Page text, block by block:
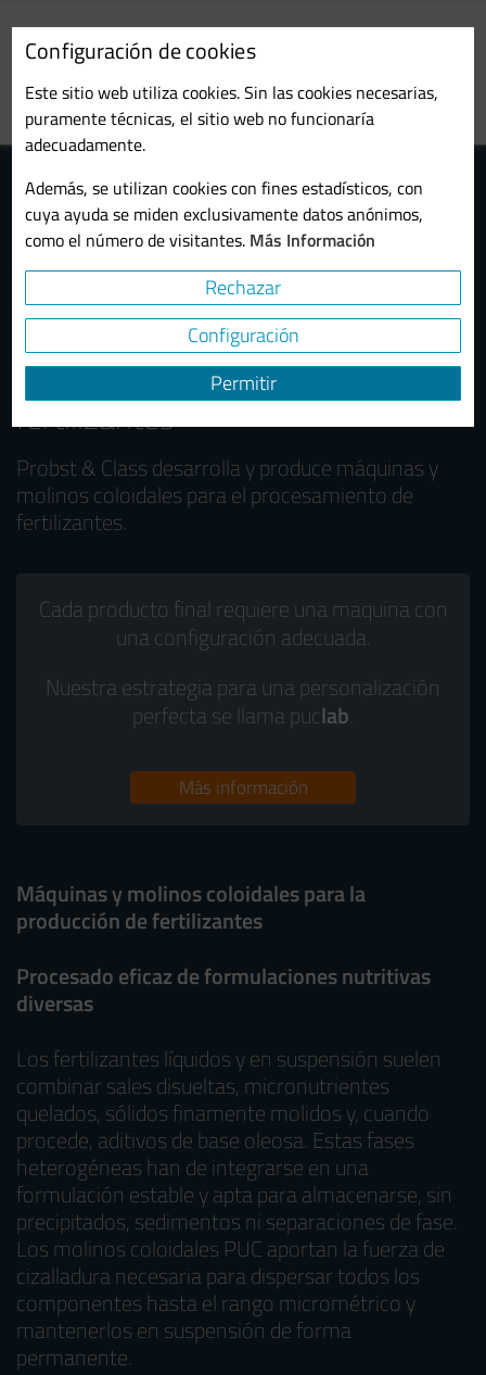
al
contenido
principal
Configuración de cookies
Este sitio web utiliza cookies. Sin las cookies necesarias,
puramente técnicas, el sitio web no funcionaría
adecuadamente.
Además, se utilizan cookies con fines estadísticos, con
cuya ayuda se miden exclusivamente datos anónimos,
como el número de visitantes. Más Información
Rechazar
Configuración
Permitir
Máquinas y molinos coloidales
para el procesamiento de
fertilizantes
Probst & Class desarrolla y produce máquinas y
molinos coloidales para el procesamiento de
fertilizantes.
Cada producto final requiere una maquina con
una configuración adecuada.
Nuestra estrategia para una personalización
perfecta se llama puclab.
Más información
Máquinas y molinos coloidales para la
producción de fertilizantes
Procesado eficaz de formulaciones nutritivas
diversas
Los fertilizantes líquidos y en suspensión suelen
combinar sales disueltas, micronutrientes
quelados, sólidos finamente molidos y, cuando
procede, aditivos de base oleosa. Estas fases
heterogéneas han de integrarse en una
formulación estable y apta para almacenarse, sin
precipitados, sedimentos ni separaciones de fase.
Los molinos coloidales PUC aportan la fuerza de
cizalladura necesaria para dispersar todos los
componentes hasta el rango micrométrico y
mantenerlos en suspensión de forma
permanente.